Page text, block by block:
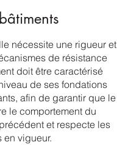
nécessite une rigueur et
de résistance
doit être caractérisé
de ses fondations
afin de garantir que le
le comportement du
et respecte les
vigueur.